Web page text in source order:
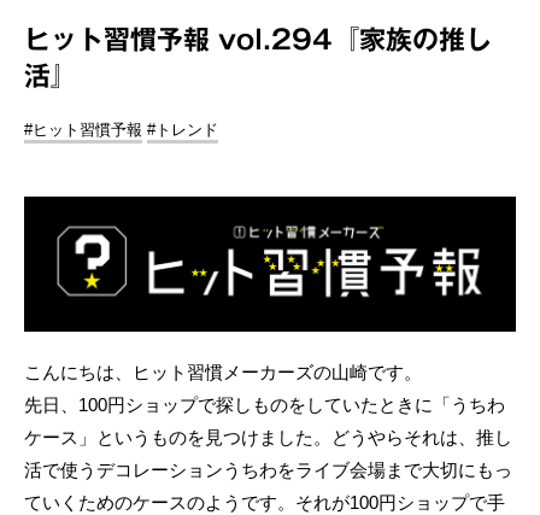
ヒット習慣予報 vol.294『家族の推し
活』
#ヒット習慣予報 #トレンド
こんにちは、ヒット習慣メーカーズの山崎です。
先日、100円ショップで探しものをしていたときに「うちわ
ケース」というものを見つけました。どうやらそれは、推し
活で使うデコレーションうちわをライブ会場まで大切にもっ
ていくためのケースのようです。それが100円ショップで手